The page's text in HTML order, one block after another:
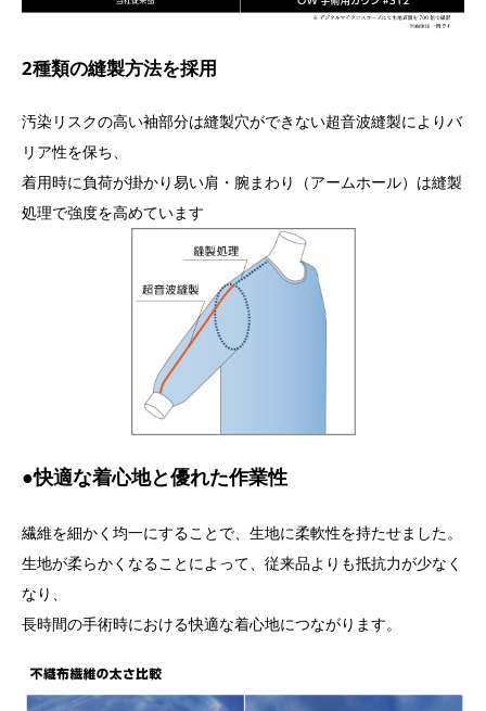
2種類の縫製方法を採用
汚染リスクの高い袖部分は縫製穴ができない超音波縫製によりバ
リア性を保ち、
着用時に負荷が掛かり易い肩・腕まわり（アームホール）は縫製
処理で強度を高めています
●快適な着心地と優れた作業性
繊維を細かく均一にすることで、生地に柔軟性を持たせました。
生地が柔らかくなることによって、従来品よりも抵抗力が少なく
なり、
長時間の手術時における快適な着心地につながります。